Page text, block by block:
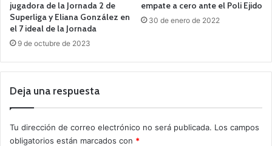
jugadora de la Jornada 2 de
Superliga y Eliana González en
el 7 ideal de la Jornada
9 de octubre de 2023
empate a cero ante el Poli Ejido
30 de enero de 2022
Deja una respuesta
Tu dirección de correo electrónico no será publicada. Los campos
obligatorios están marcados con *